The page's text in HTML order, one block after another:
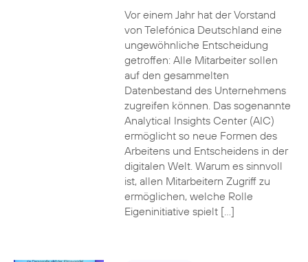
Vor einem Jahr hat der Vorstand
von Telefónica Deutschland eine
ungewöhnliche Entscheidung
getroffen: Alle Mitarbeiter sollen
auf den gesammelten
Datenbestand des Unternehmens
zugreifen können. Das sogenannte
Analytical Insights Center (AIC)
ermöglicht so neue Formen des
Arbeitens und Entscheidens in der
digitalen Welt. Warum es sinnvoll
ist, allen Mitarbeitern Zugriff zu
ermöglichen, welche Rolle
Eigeninitiative spielt […]